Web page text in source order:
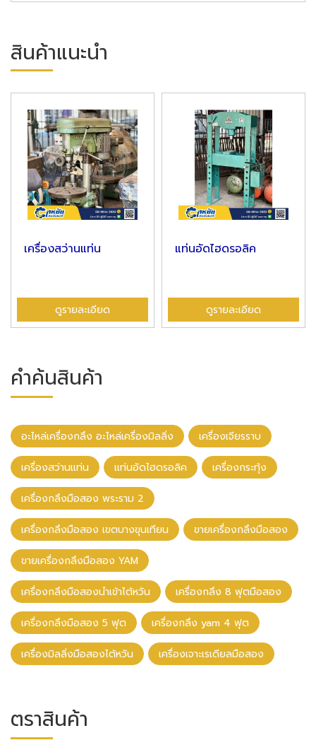
สินค้าแนะนำ
เครื่องสว่านแท่น
ดูรายละเอียด
แท่นอัดไฮดรอลิค
ดูรายละเอียด
คำค้นสินค้า
อะไหล่เครื่องกลึง อะไหล่เครื่องมิลลิ่ง เครื่องเจียรราบ
เครื่องสว่านแท่น แท่นอัดไฮดรอลิค เครื่องกระทุ้ง
เครื่องกลึงมือสอง พระราม 2
เครื่องกลึงมือสอง เขตบางขุนเทียน ขายเครื่องกลึงมือสอง
ขายเครื่องกลึงมือสอง YAM
เครื่องกลึงมือสองนําเข้าไต้หวัน เครื่องกลึง 8 ฟุตมือสอง
เครื่องกลึงมือสอง 5 ฟุต เครื่องกลึง yam 4 ฟุต
เครื่องมิลลิ่งมือสองไต้หวัน เครื่องเจาะเรเดียลมือสอง
ตราสินค้า